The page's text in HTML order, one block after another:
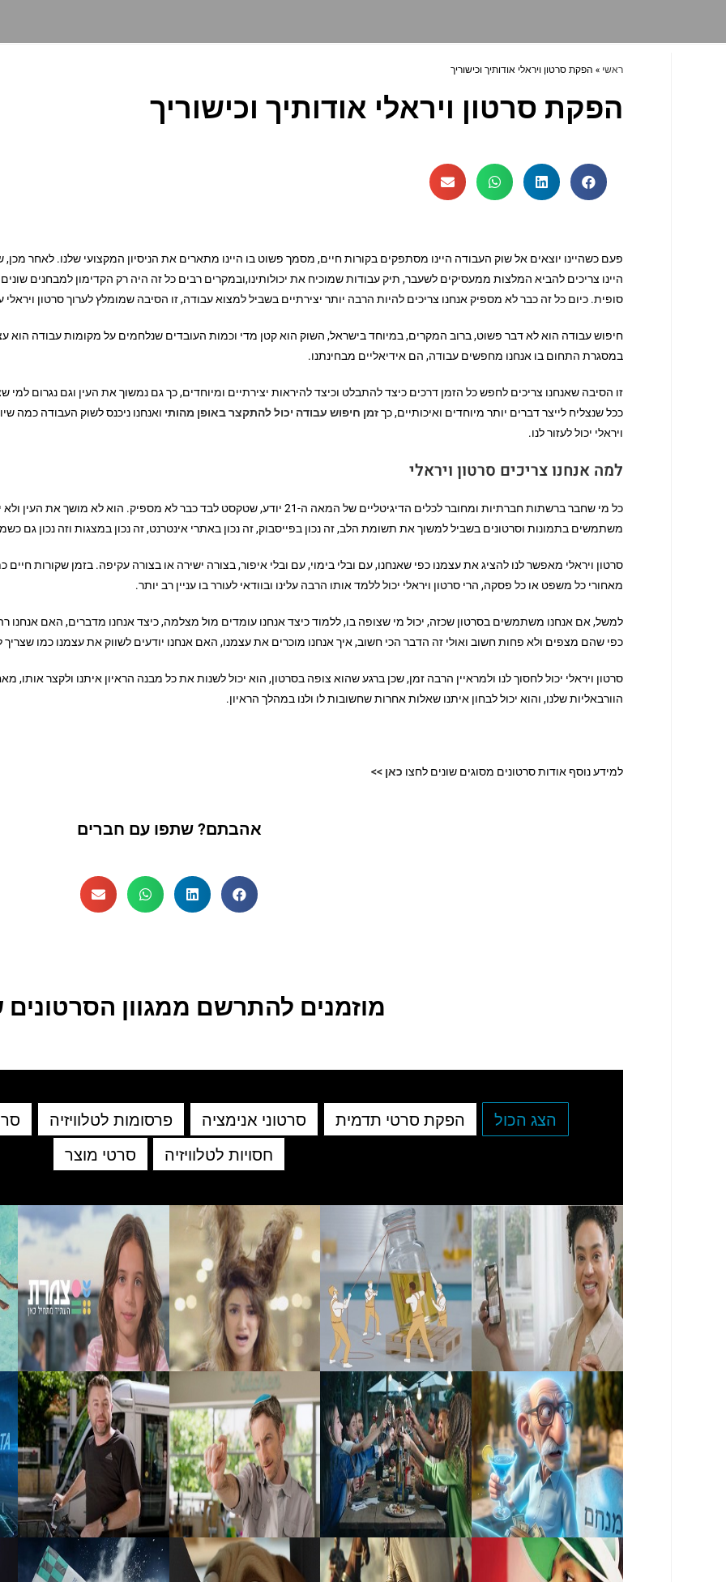
ראשי » הפקת סרטון ויראלי אודותיך וכישוריך
הפקת סרטון ויראלי אודותיך וכישוריך
פעם כשהיינו יוצאים אל שוק העבודה היינו מסתפקים בקורות חיים, מסמך פשוט בו היינו מתארים את הניסיון המקצועי שלנו. לאחר
היינו צריכים להביא המלצות ממעסיקים לשעבר, תיק עבודות שמוכיח את יכולותינו,ובמקרים רבים כל זה היה רק הקדימון למבחנים
סופית. כיום כל זה כבר לא מספיק אנחנו צריכים להיות הרבה יותר יצירתיים בשביל למצוא עבודה, זו הסיבה שמומלץ לערוך סרטון ויראלי
חיפוש עבודה הוא לא דבר פשוט, ברוב המקרים, במיוחד בישראל, השוק הוא קטן מדי וכמות העובדים שנלחמים על מקומות עבודה
במסגרת התחום בו אנחנו מחפשים עבודה, הם אידיאליים מבחינתנו.
זו הסיבה שאנחנו צריכים לחפש כל הזמן דרכים כיצד להתבלט וכיצד להיראות יצירתיים ומיוחדים, כך גם נמשוך את העין וגם נגרום למי
ככל שנצליח לייצר דברים יותר מיוחדים ואיכותיים, כךזמן חיפוש עבודה יכול להתקצר באופן מהותי ואנחנו ניכנס לשוק העבודה כמה
ויראלי יכול לעזור לנו.
למה אנחנו צריכים סרטון ויראלי
כל מי שחבר ברשתות חברתיות ומחובר לכלים הדיגיטליים של המאה ה-21 יודע, שטקסט לבד
משתמשים בתמונות וסרטונים בשביל למשוך את תשומת הלב, זה נכון בפייסבוק, זה נכון באתרי אינטרנט, זה נכון במצגות וזה נכון גם
סרטון ויראלי מאפשר לנו להציג את עצמנו כפי שאנחנו, עם ובלי בימוי, עם ובלי איפור, בצורה ישירה או בצורה עקיפה. בזמן שקורות
מאחורי כל משפט או כל פסקה, הרי סרטון ויראלי יכול ללמד אותו הרבה עלינו ובוודאי לעורר בו עניין רב יותר.
למשל, אם אנחנו משתמשים בסרטון שכזה, יכול מי שצופה בו, ללמוד כיצד אנחנו עומדים מול מצלמה, כיצד אנחנו מדברים, האם אנחנו
כפי שהם מצפים ולא פחות חשוב ואולי זה הדבר הכי חשוב, איך אנחנו מוכרים את עצמנו, האם אנחנו יודעים לשווק את עצמנו כמו שצריך
סרטון ויראלי יכול לחסוך לנו ולמראיין הרבה זמן, שכן ברגע שהוא צופה בסרטון, הוא יכול לשנות את כל מבנה הראיון איתנו ולקצר אותו,
הוורבאליות שלנו, והוא יכול לבחון איתנו שאלות אחרות שחשובות לו ולנו במהלך הראיון.
למידע נוסף אודות סרטונים מסוגים שונים לחצו כאן >>
אהבתם? שתפו עם חברים
מוזמנים להתרשם ממגוון הסרטונים
הצג הכול הפקת סרטי תדמית סרטוני אנימציה פרסומות לטלוויזיה
חסויות לטלוויזיה
סרטי מוצר